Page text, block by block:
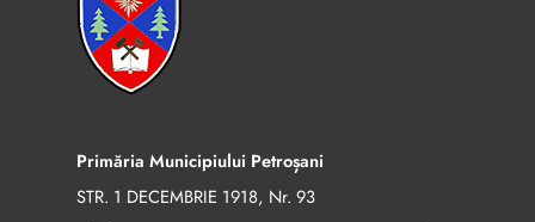
Primăria Municipiului Petroșani
STR. 1 DECEMBRIE 1918, Nr. 93